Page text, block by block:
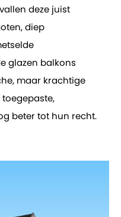
deze juist
diep
glazen balkons
maar krachtige
beter tot hun recht.